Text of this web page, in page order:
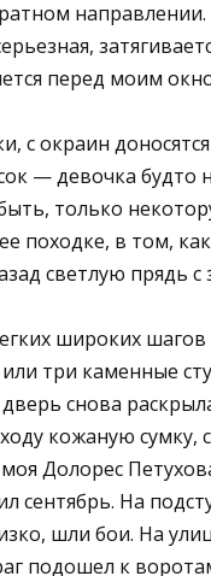
направлении.
перед моим
с окраин
— девочка будто
только
походке, в том,
светлую прядь с
широких шагов
три каменные
снова
кожаную сумку,
Долорес
сентябрь. На
шли бои. На
подошел к